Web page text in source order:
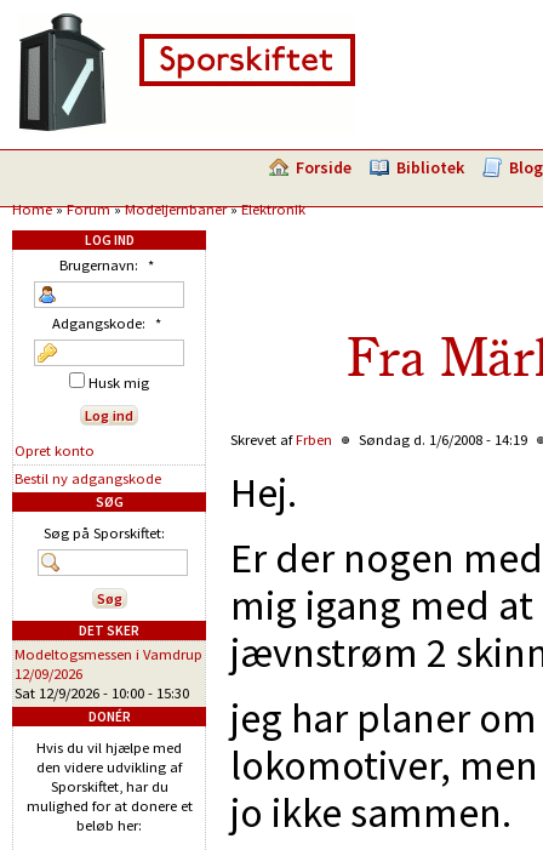
Forside Bibliotek Blog
Home»Forum»Modeljernbaner»Elektronik
Fra
Skrevet afFrben Søndag d. 1/6/2008 - 14:19
Hej.
Er der nogen
mig igang med
jævnstrøm 2
jeg har planer
lokomotiver,
jo ikke sammen.
LOG IND
Brugernavn: *
Adgangskode: *
Husk mig
Opret konto
Bestil ny adgangskode
SØG
Søg på Sporskiftet:
DET SKER
Modeltogsmessen i Vamdrup
12/09/2026
Sat 12/9/2026 - 10:00 - 15:30
DONÉR
Hvis du vil hjælpe med
den videre udvikling af
Sporskiftet, har du
mulighed for at donere et
beløb her: